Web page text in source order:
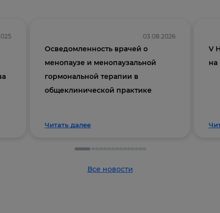
03.08.2026
Осведомленность врачей о
менопаузе и менопаузальной
гормональной терапии в
общеклинической практике
Читать далее
V
на
Все новости